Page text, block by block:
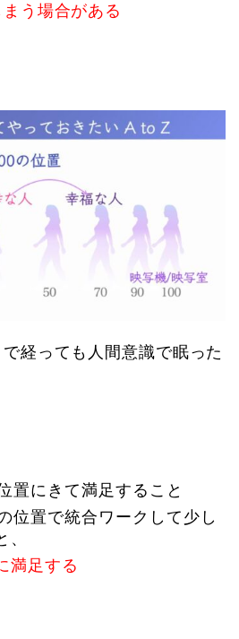
う場合がある
経っても人間意識で眠った
置にきて満足すること
位置で統合ワークして少し
満足する